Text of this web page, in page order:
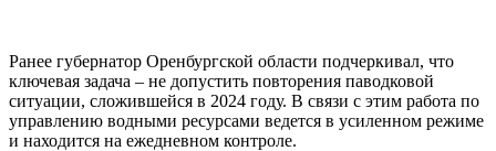
Ранее губернатор Оренбургской области подчеркивал, что
ключевая задача – не допустить повторения паводковой
ситуации, сложившейся в 2024 году. В связи с этим работа по
управлению водными ресурсами ведется в усиленном режиме
и находится на ежедневном контроле.